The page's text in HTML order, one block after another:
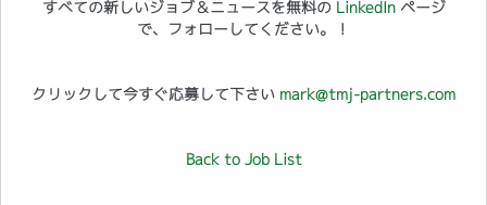
すべての新しいジョブ＆ニュースを無料の LinkedInページ
で、フォローしてください。！
クリックして今すぐ応募して下さい mark@tmj-partners.com
Back to Job List